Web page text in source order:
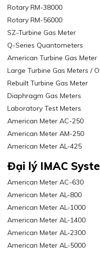
Rotary RM-38000
Rotary RM-56000
SZ-Turbine Gas Meter
Q-Series Quantometers
American Turbine Gas Meter
Large Turbine Gas Meters /
Rebuilt Turbine Gas Meter
Diaphragm Gas Meters
Laboratory Test Meters
American Meter AC-250
American Meter AM-250
American Meter AL-425
Đại lý IMAC
American Meter AC-630
American Meter AL-800
American Meter AL-1000
American Meter AL-1400
American Meter AL-2300
American Meter AL-5000